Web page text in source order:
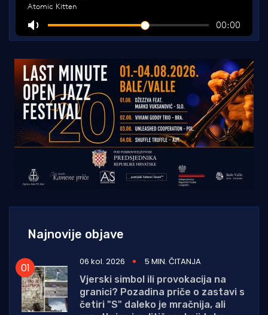
Najnovije objave
06 kol. 2026
5 MIN. ČITANJA
Vjerski simbol ili provokacija na
granici? Pozadina priče o zastavi s
četiri "S" daleko je mračnija, ali